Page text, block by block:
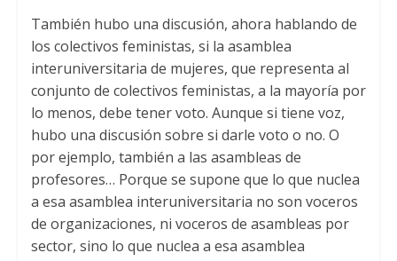
También hubo una discusión, ahora hablando de
los colectivos feministas, si la asamblea
interuniversitaria de mujeres, que representa al
conjunto de colectivos feministas, a la mayoría por
lo menos, debe tener voto. Aunque si tiene voz,
hubo una discusión sobre si darle voto o no. O
por ejemplo, también a las asambleas de
profesores… Porque se supone que lo que nuclea
a esa asamblea interuniversitaria no son voceros
de organizaciones, ni voceros de asambleas por
sector, sino lo que nuclea a esa asamblea